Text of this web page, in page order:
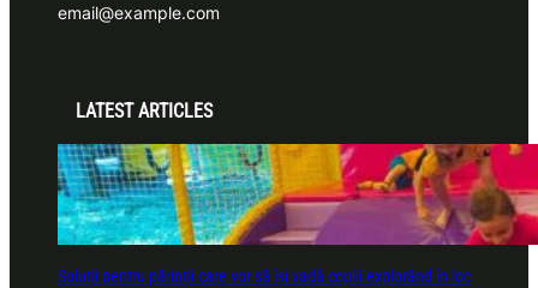
email@example.com
LATEST ARTICLES
Soluții pentru părinții care vor să își vadă copiii explorând în loc